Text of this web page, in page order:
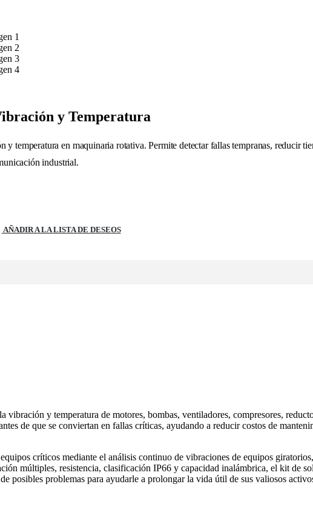
y Temperatura
en maquinaria rotativa. Permite detectar fallas tempranas, reducir
industrial.
AÑADIR A LA LISTA DE DESEOS
y temperatura de motores, bombas, ventiladores, compresores,
de que se conviertan en fallas críticas, ayudando a reducir costos de
críticos mediante el análisis continuo de vibraciones de equipos
múltiples, resistencia, clasificación IP66 y capacidad inalámbrica, el kit de
posibles problemas para ayudarle a prolongar la vida útil de sus valiosos